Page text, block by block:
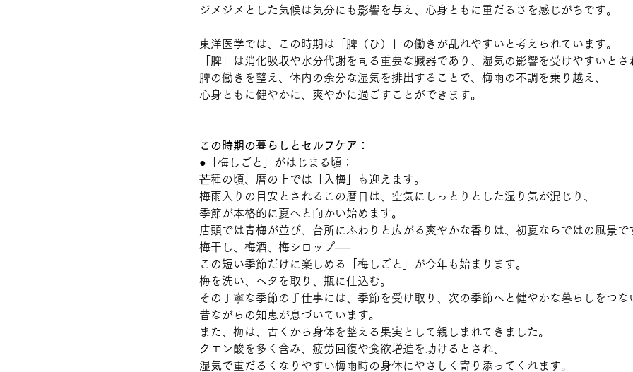
ジメジメとした気候は気分にも影響を与え、心身ともに重だるさを感じがちです。
東洋医学では、この時期は「脾（ひ）」の働きが乱れやすいと考えられています。
「脾」は消化吸収や水分代謝を司る重要な臓器であり、湿気の影響を受けやすいとさ
脾の働きを整え、体内の余分な湿気を排出することで、梅雨の不調を乗り越え、
心身ともに健やかに、爽やかに過ごすことができます。
この時期の暮らしとセルフケア：
●「梅しごと」がはじまる頃：
芒種の頃、暦の上では「入梅」も迎えます。
梅雨入りの目安とされるこの暦日は、空気にしっとりとした湿り気が混じり、
季節が本格的に夏へと向かい始めます。
店頭では青梅が並び、台所にふわりと広がる爽やかな香りは、初夏ならではの風景で
梅干し、梅酒、梅シロップ──
この短い季節だけに楽しめる「梅しごと」が今年も始まります。
梅を洗い、ヘタを取り、瓶に仕込む。
その丁寧な季節の手仕事には、季節を受け取り、次の季節へと健やかな暮らしをつな
昔ながらの知恵が息づいています。
また、梅は、古くから身体を整える果実として親しまれてきました。
クエン酸を多く含み、疲労回復や食欲増進を助けるとされ、
湿気で重だるくなりやすい梅雨時の身体にやさしく寄り添ってくれます。